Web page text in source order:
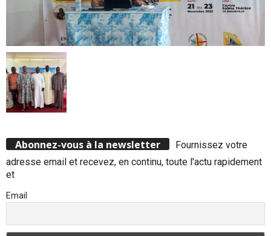
Abonnez-vous à la newsletter
Fournissez votre
adresse email et recevez, en continu, toute l'actu rapidement
et
Email